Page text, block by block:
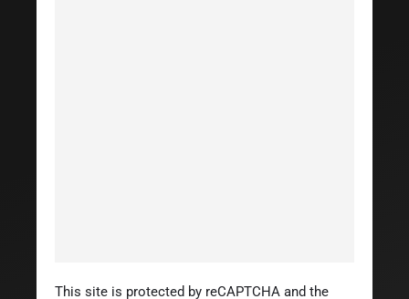
This site is protected by reCAPTCHA and the